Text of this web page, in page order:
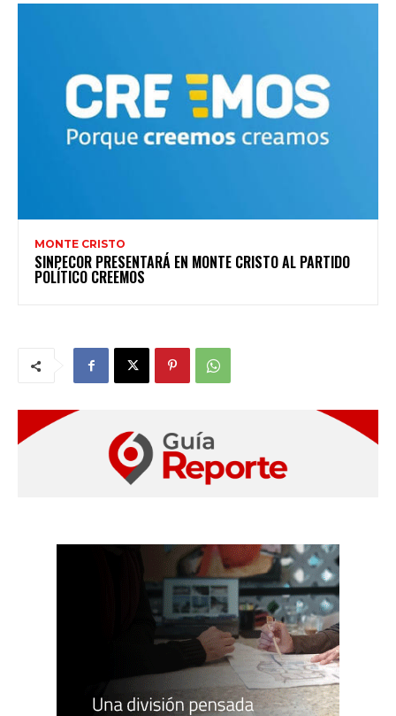
MONTE CRISTO
SINPECOR PRESENTARÁ EN MONTE CRISTO AL PARTIDO
POLÍTICO CREEMOS